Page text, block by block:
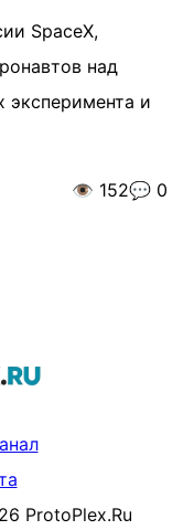
SpaceX,
над
эксперимента и
👁️ 152💬 0
ProtoPlex.Ru